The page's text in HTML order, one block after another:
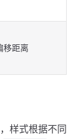
移距离
样式根据不同